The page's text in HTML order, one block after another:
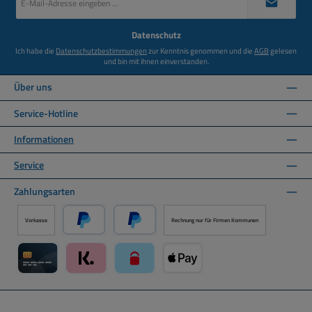
Mail-
Datenschutz
Ich habe die Datenschutzbestimmungenzur Kenntnis genommen und dieAGBgelesen
und bin mit ihnen einverstanden.
Über uns
Service-Hotline
Informationen
Service
Zahlungsarten
Vorkasse
PayPal Später Bezahlen über PayPal
Rechnung nur für Firmen Kommunen